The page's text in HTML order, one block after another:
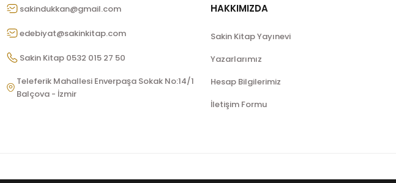
sakindukkan@gmail.com
edebiyat@sakinkitap.com
Sakin Kitap 0532 015 27 50
Teleferik Mahallesi Enverpaşa Sokak No:14/1
Balçova - İzmir
HAKKIMIZDA
Sakin Kitap Yayınevi
Yazarlarımız
Hesap Bilgilerimiz
İletişim Formu